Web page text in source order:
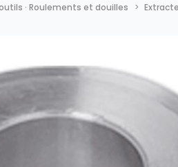
· Roulements et douilles